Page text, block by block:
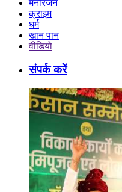
मनोरंजन
क्राइम
धर्म
खान पान
वीडियो
संपर्क करें